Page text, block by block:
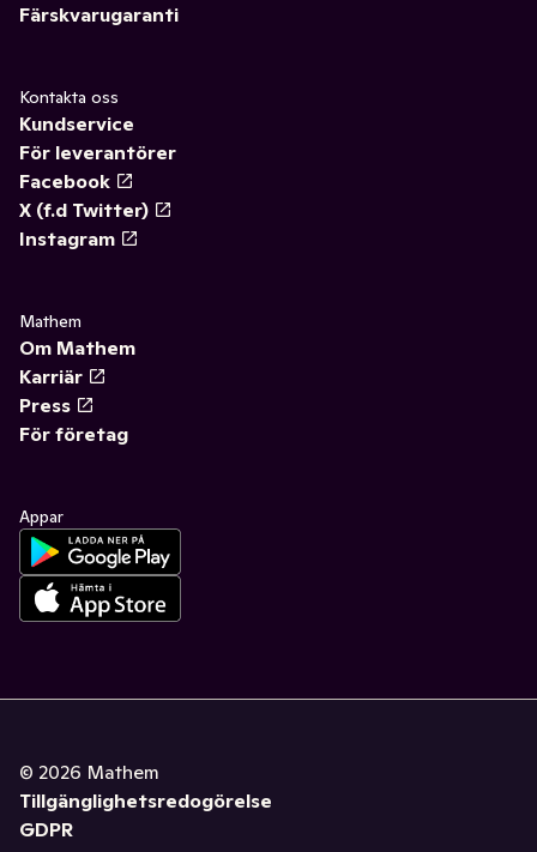
Färskvarugaranti
Kontakta oss
Kundservice
För leverantörer
Facebook
X (f.d Twitter)
Instagram
Mathem
Om Mathem
Karriär
Press
För företag
Appar
© 2026 Mathem
Tillgänglighetsredogörelse
GDPR